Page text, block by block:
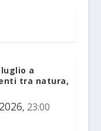
a
tra natura,
, 23:00